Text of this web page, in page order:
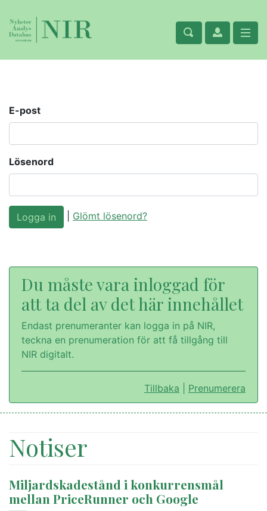
E-post
Lösenord
Glömt lösenord?
Du måste vara inloggad för
att ta del av det här innehållet
Endast prenumeranter kan logga in på NIR,
teckna en prenumeration för att få tillgång till
NIR digitalt.
Tillbaka Prenumerera
Notiser
Miljardskadestånd i konkurrensmål
mellan PriceRunner och Google